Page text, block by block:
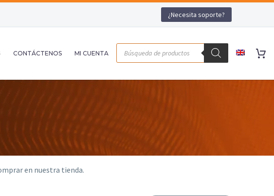
¿Necesita soporte?
CONTÁCTENOS MI CUENTA
en nuestra tienda.